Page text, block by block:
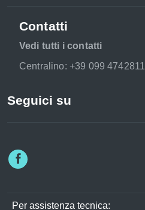
Contatti
Vedi tutti i contatti
Centralino: +39 099 4742811
Seguici su
Per assistenza tecnica: